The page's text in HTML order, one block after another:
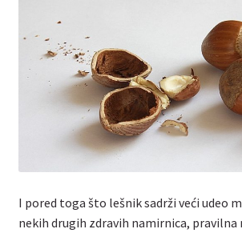
I pored toga što lešnik sadrži veći udeo
nekih drugih zdravih namirnica, pravilna